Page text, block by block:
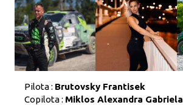
Pilota : Brutovsky Frantisek
Copilota : Miklos Alexandra Gabriela